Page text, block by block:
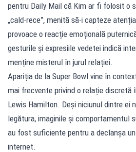
pentru Daily Mail că Kim ar fi folosit o
„cald-rece”, menită să-i capteze
provoace o reacție emoțională
gesturile și expresiile vedetei indică
menține misterul în jurul relației.
Apariția de la Super Bowl vine în
mai frecvente privind o relație discretă
Lewis Hamilton. Deși niciunul dintre ei
legătura, imaginile și comportamentul
au fost suficiente pentru a declanșa
internet.